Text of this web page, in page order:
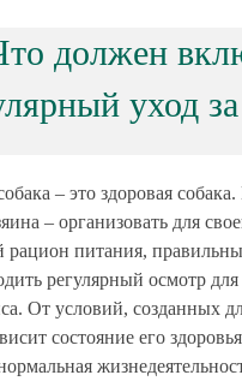
должен
уход
– это здоровая собака.
– организовать для
рацион питания,
регулярный осмотр
От условий, созданных
состояние его